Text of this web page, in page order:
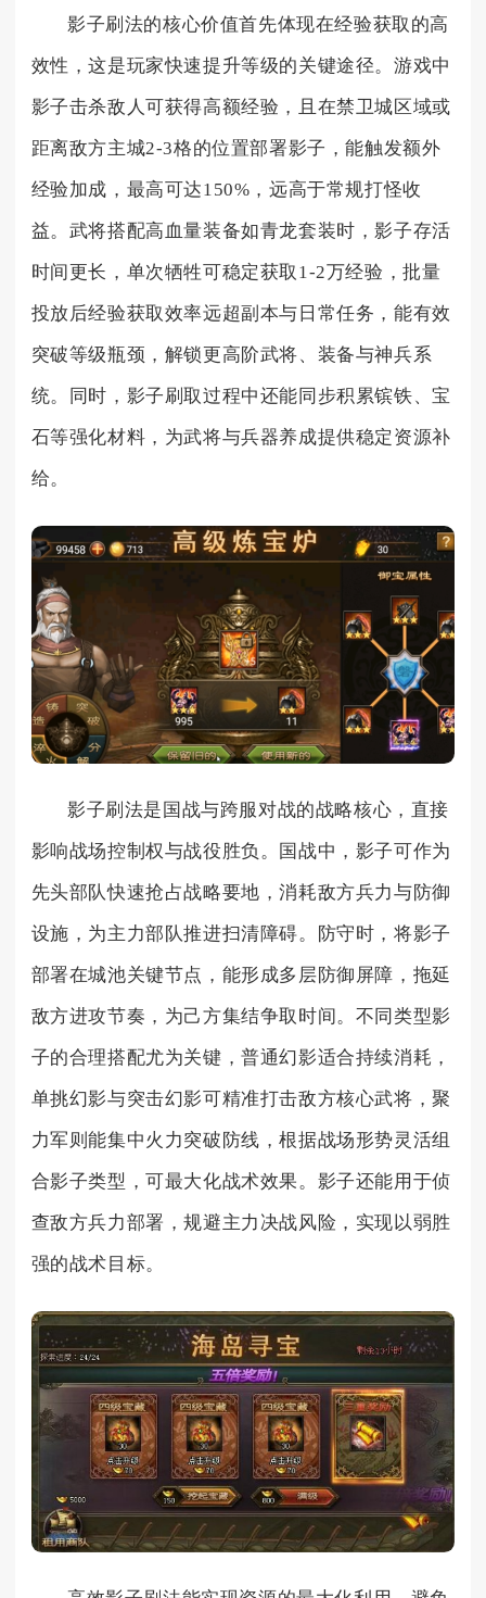
影子刷法的核心价值首先体现在经验获取的高
效性，这是玩家快速提升等级的关键途径。游戏中
影子击杀敌人可获得高额经验，且在禁卫城区域或
距离敌方主城2-3格的位置部署影子，能触发额外
经验加成，最高可达150%，远高于常规打怪收
益。武将搭配高血量装备如青龙套装时，影子存活
时间更长，单次牺牲可稳定获取1-2万经验，批量
投放后经验获取效率远超副本与日常任务，能有效
突破等级瓶颈，解锁更高阶武将、装备与神兵系
统。同时，影子刷取过程中还能同步积累镔铁、宝
石等强化材料，为武将与兵器养成提供稳定资源补
给。
影子刷法是国战与跨服对战的战略核心，直接
影响战场控制权与战役胜负。国战中，影子可作为
先头部队快速抢占战略要地，消耗敌方兵力与防御
设施，为主力部队推进扫清障碍。防守时，将影子
部署在城池关键节点，能形成多层防御屏障，拖延
敌方进攻节奏，为己方集结争取时间。不同类型影
子的合理搭配尤为关键，普通幻影适合持续消耗，
单挑幻影与突击幻影可精准打击敌方核心武将，聚
力军则能集中火力突破防线，根据战场形势灵活组
合影子类型，可最大化战术效果。影子还能用于侦
查敌方兵力部署，规避主力决战风险，实现以弱胜
强的战术目标。